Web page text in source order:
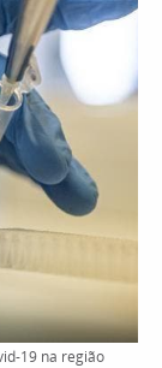
19 na região